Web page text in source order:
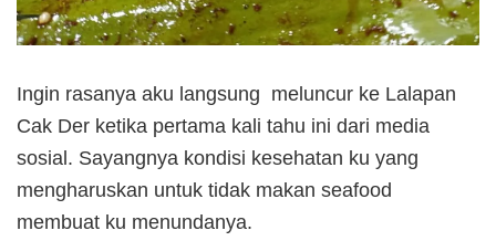
Ingin rasanya aku langsung meluncur ke Lalapan
Cak Der ketika pertama kali tahu ini dari media
sosial. Sayangnya kondisi kesehatan ku yang
mengharuskan untuk tidak makan seafood
membuat ku menundanya.